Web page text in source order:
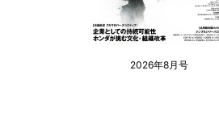
2026年8月号